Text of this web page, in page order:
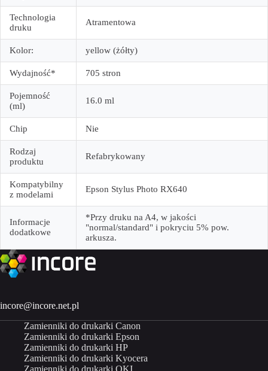
Technologia
druku
Atramentowa
Kolor: yellow (żółty)
Wydajność* 705 stron
Pojemność
(ml)
16.0 ml
Chip Nie
Rodzaj
produktu
Refabrykowany
Kompatybilny
z modelami
Epson Stylus Photo RX640
Informacje
dodatkowe
*Przy druku na A4, w jakości
"normal/standard" i pokryciu 5% pow.
arkusza.
incore@incore.net.pl
Zamienniki do drukarki Canon
Zamienniki do drukarki Epson
Zamienniki do drukarki HP
Zamienniki do drukarki Kyocera